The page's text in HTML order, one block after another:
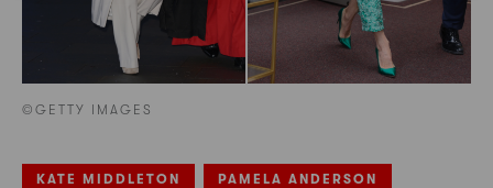
©GETTY IMAGES
KATE MIDDLETON PAMELA ANDERSON